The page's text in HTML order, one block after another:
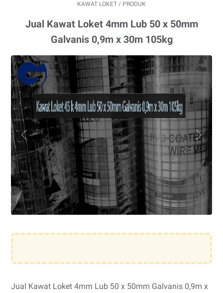
KAWAT LOKET / PRODUK
Jual Kawat Loket 4mm Lub 50 x 50mm
Galvanis 0,9m x 30m 105kg
Jual Kawat Loket 4mm Lub 50 x 50mm Galvanis 0,9m x